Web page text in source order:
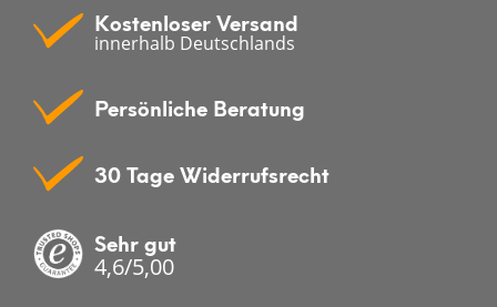
Kostenloser Versand
innerhalb Deutschlands
Persönliche Beratung
30 Tage Widerrufsrecht
Sehr gut
4,6/5,00